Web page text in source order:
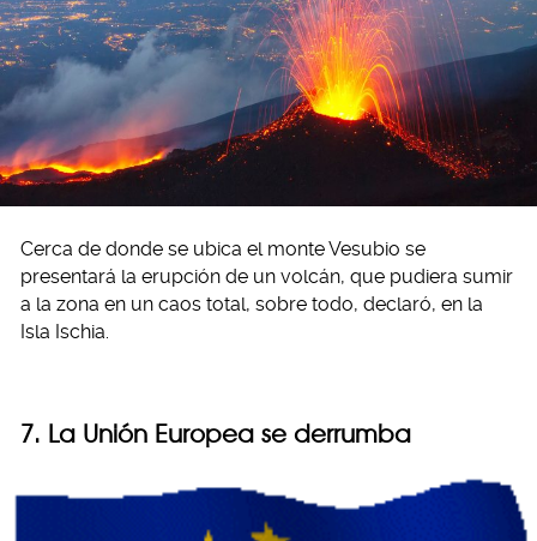
Cerca de donde se ubica el monte Vesubio se
presentará la erupción de un volcán, que pudiera sumir
a la zona en un caos total, sobre todo, declaró, en la
Isla Ischia.
7. La Unión Europea se derrumba